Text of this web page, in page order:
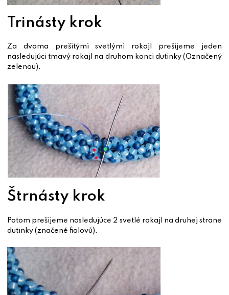
Trinásty krok
Za dvoma prešitými svetlými rokajl prešijeme jeden
nasledujúci tmavý rokajl na druhom konci dutinky (Označený
zelenou).
Štrnásty krok
Potom prešijeme nasledujúce 2 svetlé rokajl na druhej strane
dutinky (značené fialovú).